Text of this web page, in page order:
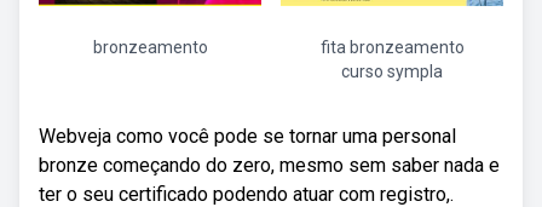
bronzeamento
fita bronzeamento
curso sympla
Webveja como você pode se tornar uma personal
bronze começando do zero, mesmo sem saber nada e
ter o seu certificado podendo atuar com registro,.